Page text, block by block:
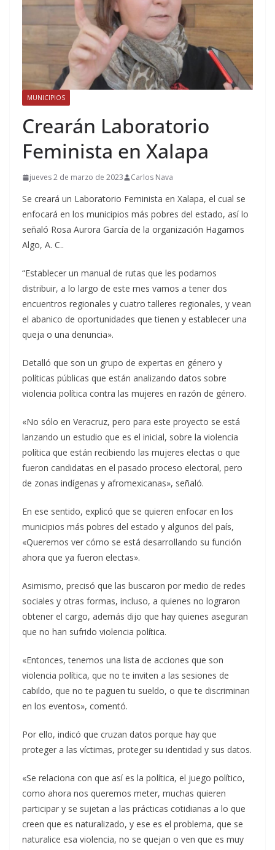
MUNICIPIOS
Crearán Laboratorio
Feminista en Xalapa
jueves 2 de marzo de 2023 Carlos Nava
Se creará un Laboratorio Feminista en Xalapa, el cual se
enfocará en los municipios más pobres del estado, así lo
señaló Rosa Aurora García de la organización Hagamos
Algo, A. C..
“Establecer un manual de rutas que les podamos
distribuir, a lo largo de este mes vamos a tener dos
encuentros regionales y cuatro talleres regionales, y vean
el abanico de oportunidades que tienen y establecer una
queja o una denuncia».
Detalló que son un grupo de expertas en género y
políticas públicas que están analizando datos sobre
violencia política contra las mujeres en razón de género.
«No sólo en Veracruz, pero para este proyecto se está
lanzando un estudio que es el inicial, sobre la violencia
política que están recibiendo las mujeres electas o que
fueron candidatas en el pasado proceso electoral, pero
de zonas indígenas y afromexicanas», señaló.
En ese sentido, explicó que se quieren enfocar en los
municipios más pobres del estado y algunos del país,
«Queremos ver cómo se está desarrollando su función
ahora que ya fueron electas».
Asimismo, precisó que las buscaron por medio de redes
sociales y otras formas, incluso, a quienes no lograron
obtener el cargo, además dijo que hay quienes aseguran
que no han sufrido violencia política.
«Entonces, tenemos una lista de acciones que son
violencia política, que no te inviten a las sesiones de
cabildo, que no te paguen tu sueldo, o que te discriminan
en los eventos», comentó.
Por ello, indicó que cruzan datos porque hay que
proteger a las víctimas, proteger su identidad y sus datos.
«Se relaciona con que así es la política, el juego político,
como ahora nos queremos meter, muchas quieren
participar y se sujetan a las prácticas cotidianas a lo que
creen que es naturalizado, y ese es el problema, que se
naturalice esa violencia, no se quejan o ven que es muy